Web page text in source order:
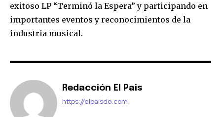
exitoso LP “Terminó la Espera” y participando en
importantes eventos y reconocimientos de la
industria musical.
Redacción El Pais
https://elpaisdo.com